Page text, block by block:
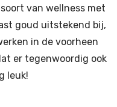
van wellness met
goud uitstekend bij,
in de voorheen
er tegenwoordig ook
leuk!